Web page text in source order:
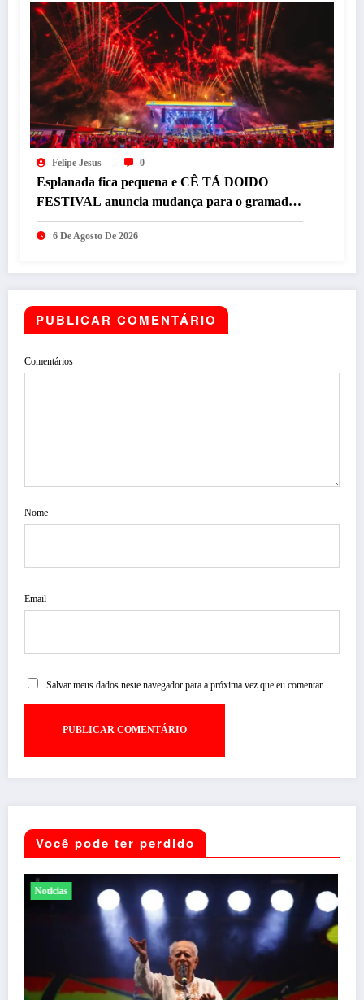
Felipe Jesus 0
Esplanada fica pequena e CÊ TÁ DOIDO
FESTIVAL anuncia mudança para o gramado
do Mineirão
6 De Agosto De 2026
PUBLICAR COMENTÁRIO
Comentários
Nome
Email
Salvar meus dados neste navegador para a próxima vez que eu comentar.
Você pode ter perdido
Noticias